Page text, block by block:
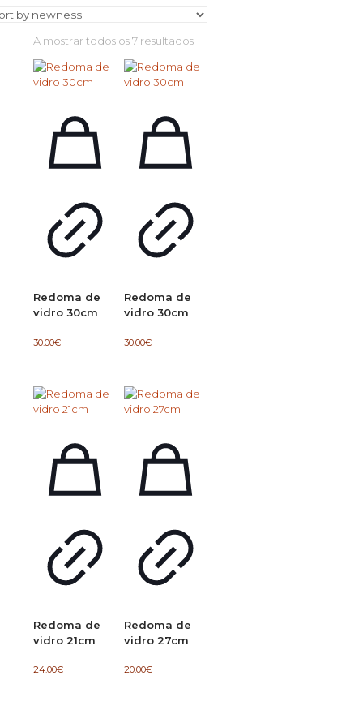
A mostrar todos os 7 resultadosOrdenado
mais
Redoma de
vidro 30cm
30.00€
Redoma de
vidro 30cm
30.00€
Redoma de
vidro 21cm
24.00€
Redoma de
vidro 27cm
20.00€